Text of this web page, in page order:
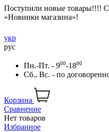
Поступили новые товары!!!!
«Новинки магазина»!
укр
рус
Пн.-Пт. - 900-1800
Сб., Вс. - по
Корзина
Сравнение
Нет товаров
Избранное